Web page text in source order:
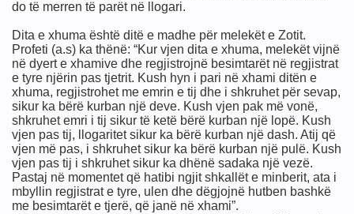
do të merren të parët në llogari.
Dita e xhuma është ditë e madhe për melekët e Zotit.
Profeti (a.s) ka thënë: “Kur vjen dita e xhuma, melekët vijnë
në dyert e xhamive dhe regjistrojnë besimtarët në regjistrat
e tyre njërin pas tjetrit. Kush hyn i pari në xhami ditën e
xhuma, regjistrohet me emrin e tij dhe i shkruhet për sevap,
sikur ka bërë kurban një deve. Kush vjen pak më vonë,
shkruhet emri i tij sikur të ketë bërë kurban një lopë. Kush
vjen pas tij, llogaritet sikur ka bërë kurban një dash. Atij që
vjen më pas, i shkruhet sikur ka bërë kurban një pulë. Kush
vjen pas tij i shkruhet sikur ka dhënë sadaka një vezë.
Pastaj në momentet që hatibi ngjit shkallët e minberit, ata i
mbyllin regjistrat e tyre, ulen dhe dëgjojnë hutben bashkë
me besimtarët e tjerë, që janë në xhami”.